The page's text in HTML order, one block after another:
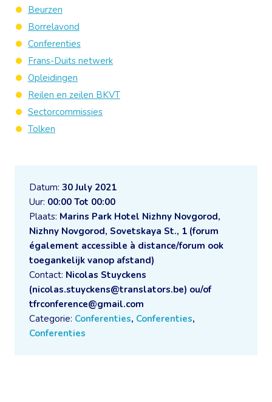
Datum: 30 July 2021
Uur: 00:00 Tot 00:00
Plaats: Marins Park Hotel Nizhny Novgorod,
Nizhny Novgorod, Sovetskaya St., 1 (forum
également accessible à distance/forum ook
toegankelijk vanop afstand)
Contact: Nicolas Stuyckens
(nicolas.stuyckens@translators.be) ou/of
tfrconference@gmail.com
Categorie: Conferenties, Conferenties,
Conferenties
Beurzen
Borrelavond
Conferenties
Frans-Duits netwerk
Opleidingen
Reilen en zeilen BKVT
Sectorcommissies
Tolken